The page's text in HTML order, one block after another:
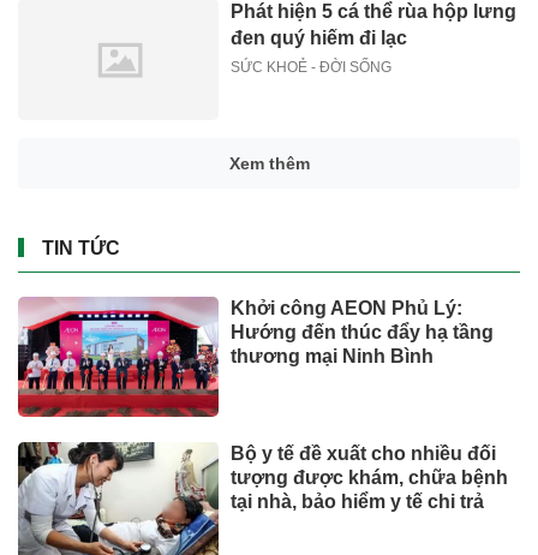
Phát hiện 5 cá thể rùa hộp lưng
đen quý hiếm đi lạc
SỨC KHOẺ - ĐỜI SỐNG
Xem thêm
TIN TỨC
Khởi công AEON Phủ Lý:
Hướng đến thúc đẩy hạ tầng
thương mại Ninh Bình
Bộ y tế đề xuất cho nhiều đối
tượng được khám, chữa bệnh
tại nhà, bảo hiểm y tế chi trả